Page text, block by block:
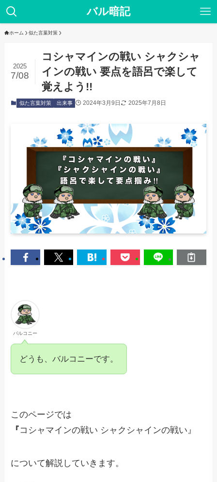
バル暗記
ホーム 似た言葉対策
コシャマインの戦い シャクシャ
インの戦い 要点を語呂で楽して
覚えよう!!
2025
7/08
似た言葉対策 出来事 2024年3月9日 2025年7月8日
バルコニー
どうも、バルコニーです。
このページでは
『コシャマインの戦い シャクシャインの戦い』
について解説していきます。